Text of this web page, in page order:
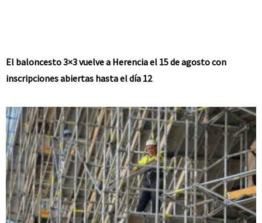
El baloncesto 3×3 vuelve a Herencia el 15 de agosto con
inscripciones abiertas hasta el día 12